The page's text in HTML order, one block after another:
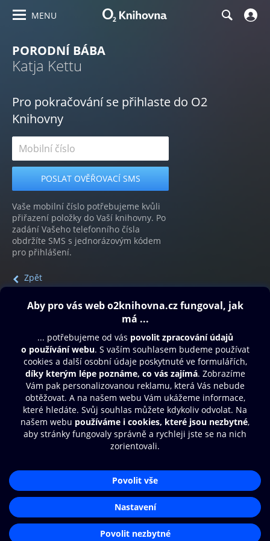
MENU
PORODNÍ BÁBA
Katja Kettu
Pro pokračování se přihlaste do O2
Knihovny
Vaše mobilní číslo potřebujeme kvůli
přiřazení položky do Vaší knihovny. Po
zadání Vašeho telefonního čísla
obdržíte SMS s jednorázovým kódem
pro přihlášení.
Zpět
Obsah ke stažení
Moje O2 Knihovna
Další zábava
© O2 Czech Republic a.s.
Přístupnost
Zásady zpracování osobních údajů
Nastavení cookies
Aplikace O2 Knihovna
Čti a poslouchej své e-knihy a
audioknihy rychleji a pohodlněji.